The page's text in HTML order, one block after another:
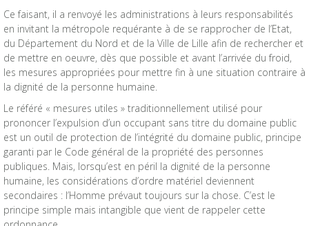
Ce faisant, il a renvoyé les administrations à leurs responsabilités
en invitant la métropole requérante à de se rapprocher de l’Etat,
du Département du Nord et de la Ville de Lille afin de rechercher et
de mettre en oeuvre, dès que possible et avant l’arrivée du froid,
les mesures appropriées pour mettre fin à une situation contraire à
la dignité de la personne humaine.
Le référé « mesures utiles » traditionnellement utilisé pour
prononcer l’expulsion d’un occupant sans titre du domaine public
est un outil de protection de l’intégrité du domaine public, principe
garanti par le Code général de la propriété des personnes
publiques. Mais, lorsqu’est en péril la dignité de la personne
humaine, les considérations d’ordre matériel deviennent
secondaires : l’Homme prévaut toujours sur la chose. C’est le
principe simple mais intangible que vient de rappeler cette